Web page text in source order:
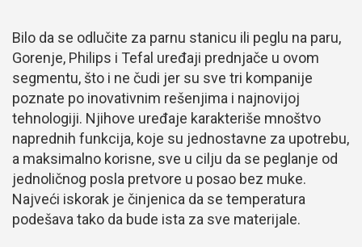
Bilo da se odlučite za parnu stanicu ili peglu na paru,
Gorenje, Philips i Tefal uređaji prednjače u ovom
segmentu, što i ne čudi jer su sve tri kompanije
poznate po inovativnim rešenjima i najnovijoj
tehnologiji. Njihove uređaje karakteriše mnoštvo
naprednih funkcija, koje su jednostavne za upotrebu,
a maksimalno korisne, sve u cilju da se peglanje od
jednoličnog posla pretvore u posao bez muke.
Najveći iskorak je činjenica da se temperatura
podešava tako da bude ista za sve materijale.